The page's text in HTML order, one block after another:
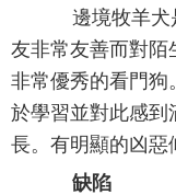
邊境牧羊犬
友非常友善而對陌
非常優秀的看門狗
於學習並對此感到
長。有明顯的凶惡
缺陷